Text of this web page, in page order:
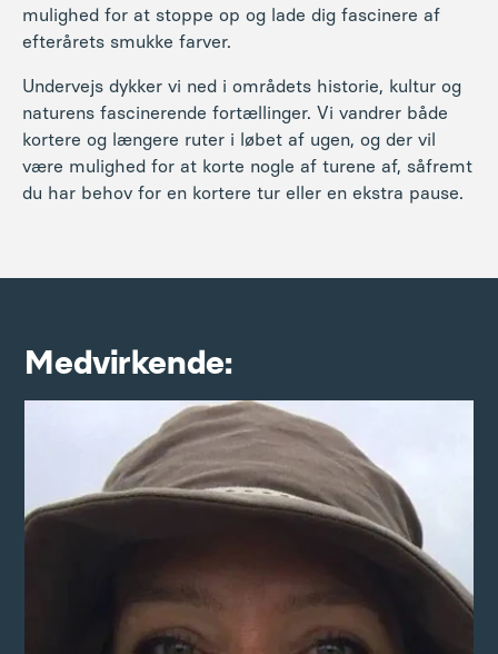
mulighed for at stoppe op og lade dig fascinere af
efterårets smukke farver.
Undervejs dykker vi ned i områdets historie, kultur og
naturens fascinerende fortællinger. Vi vandrer både
kortere og længere ruter i løbet af ugen, og der vil
være mulighed for at korte nogle af turene af, såfremt
du har behov for en kortere tur eller en ekstra pause.
Medvirkende: